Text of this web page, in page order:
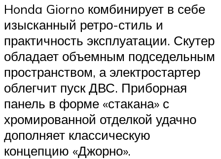
Honda Giorno комбинирует в себе
изысканный ретро-стиль и
практичность эксплуатации. Скутер
обладает объемным подседельным
пространством, а электростартер
облегчит пуск ДВС. Приборная
панель в форме «стакана» с
хромированной отделкой удачно
дополняет классическую
концепцию «Джорно».